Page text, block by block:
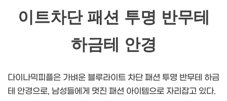
이트차단 패션 투명 반무테
하금테 안경
다이나믹피플은 가벼운 블루라이트 차단 패션 투명 반무테 하금
테 안경으로, 남성들에게 멋진 패션 아이템으로 자리잡고 있다.